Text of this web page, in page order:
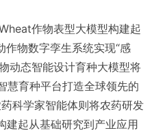
作物表型大模型构建起
物数字孪生系统实现“感
动态智能设计育种大模型将
慧育种平台打造全球领先的
科学家智能体则将农药研发
建起从基础研究到产业应用